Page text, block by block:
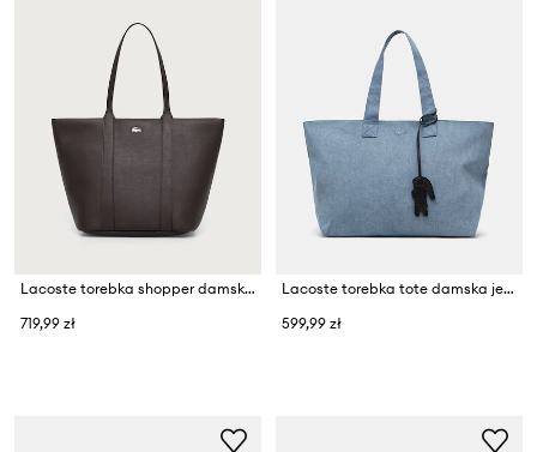
Lacoste torebka shopper damska z imitacji skóry
719,99 zł
Lacoste torebka tote damska jeansowa
599,99 zł